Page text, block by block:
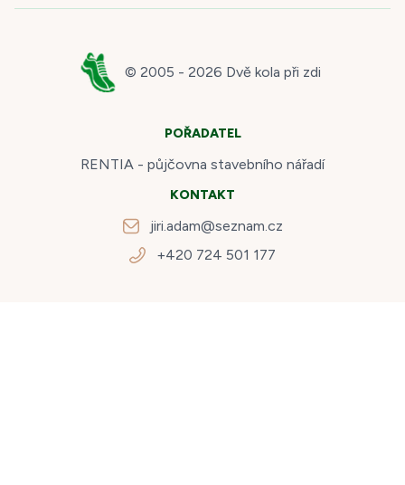
© 2005 - 2026 Dvě kola při zdi
POŘADATEL
RENTIA - půjčovna stavebního nářadí
KONTAKT
jiri.adam@seznam.cz
+420 724 501 177